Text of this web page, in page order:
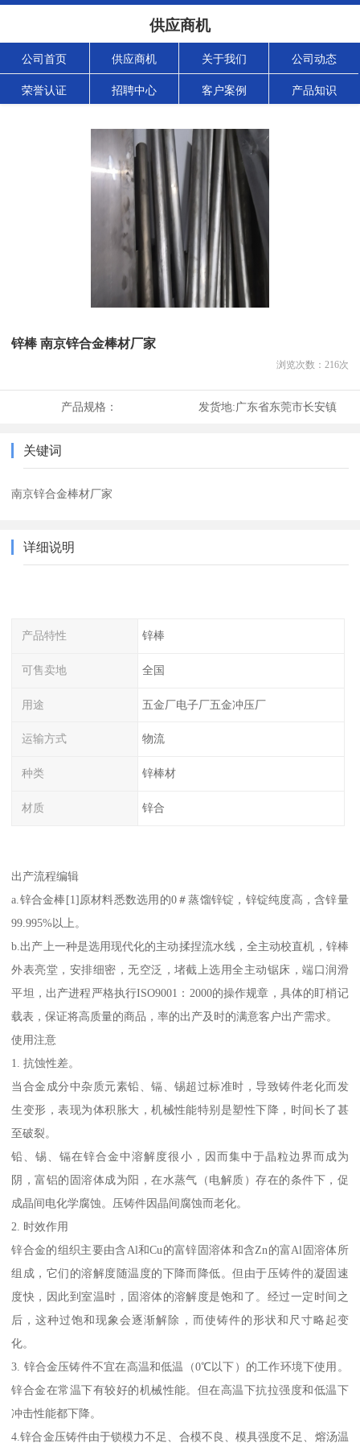
供应商机
公司首页 供应商机 关于我们 公司动态
荣誉认证 招聘中心 客户案例 产品知识
锌棒 南京锌合金棒材厂家
浏览次数： 216次
产品规格： 发货地:广东省东莞市长安镇
关键词
南京锌合金棒材厂家
详细说明
产品特性 锌棒
可售卖地 全国
用途 五金厂电子厂五金冲压厂
运输方式 物流
种类 锌棒材
材质 锌合
出产流程编辑
a.锌合金棒[1]原材料悉数选用的0＃蒸馏锌锭，锌锭纯度高，含锌量
99.995%以上。
b.出产上一种是选用现代化的主动揉捏流水线，全主动校直机，锌棒
外表亮堂，安排细密，无空泛，堵截上选用全主动锯床，端口润滑
平坦，出产进程严格执行ISO9001：2000的操作规章，具体的盯梢记
载表，保证将高质量的商品，率的出产及时的满意客户出产需求。
使用注意
1. 抗蚀性差。
当合金成分中杂质元素铅、镉、锡超过标准时，导致铸件老化而发
生变形，表现为体积胀大，机械性能特别是塑性下降，时间长了甚
至破裂。
铅、锡、镉在锌合金中溶解度很小，因而集中于晶粒边界而成为
阴，富铝的固溶体成为阳，在水蒸气（电解质）存在的条件下，促
成晶间电化学腐蚀。压铸件因晶间腐蚀而老化。
2. 时效作用
锌合金的组织主要由含Al和Cu的富锌固溶体和含Zn的富Al固溶体所
组成，它们的溶解度随温度的下降而降低。但由于压铸件的凝固速
度快，因此到室温时，固溶体的溶解度是饱和了。经过一定时间之
后，这种过饱和现象会逐渐解除，而使铸件的形状和尺寸略起变
化。
3. 锌合金压铸件不宜在高温和低温（0℃以下）的工作环境下使用。
锌合金在常温下有较好的机械性能。但在高温下抗拉强度和低温下
冲击性能都下降。
4.锌合金压铸件由于锁模力不足、合模不良、模具强度不足、熔汤温